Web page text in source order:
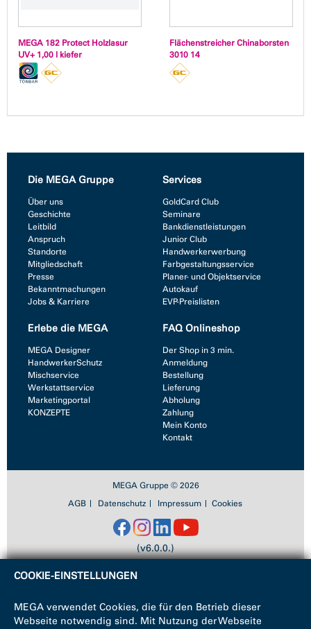
MEGA 182 Protect Holzlasur
UV+ 1,00 l kiefer
Flächenstreicher Chinaborsten
3010 14
Die MEGA Gruppe
Über uns
Geschichte
Leitbild
Anspruch
Standorte
Mitgliedschaft
Presse
Bekanntmachungen
Jobs & Karriere
Services
GoldCard Club
Seminare
Bankdienstleistungen
Junior Club
Handwerkerwerbung
Farbgestaltungsservice
Planer- und Objektservice
Autokauf
EVP-Preislisten
Erlebe die MEGA
MEGA Designer
HandwerkerSchutz
Mischservice
Werkstattservice
Marketingportal
KONZEPTE
FAQ Onlineshop
Der Shop in 3 min.
Anmeldung
Bestellung
Lieferung
Abholung
Zahlung
Mein Konto
Kontakt
MEGA Gruppe © 2026
AGB
Datenschutz Impressum Cookies
(v6.0.0.)
COOKIE-EINSTELLUNGEN
MEGA verwendet Cookies, die für den Betrieb dieser
Webseite notwendig sind. Mit Nutzung der Webseite